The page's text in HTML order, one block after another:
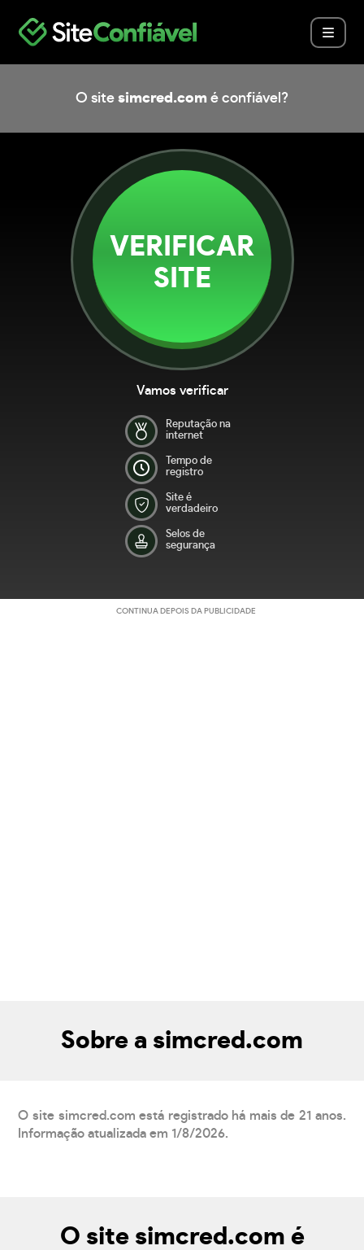
O site simcred.com é confiável?
VERIFICAR
SITE
Vamos verificar
Reputação na
internet
Tempo de
registro
Site é
verdadeiro
Selos de
segurança
CONTINUA DEPOIS DA PUBLICIDADE
Sobre a simcred.com
O site simcred.com está registrado há mais de 21 anos.
Informação atualizada em 1/8/2026.
O site simcred.com é